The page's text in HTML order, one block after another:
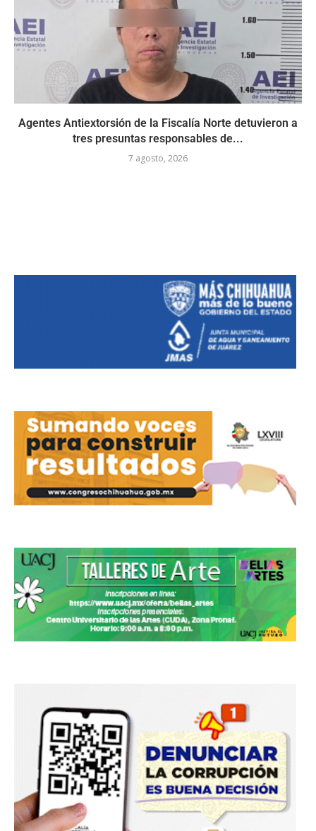
Agentes Antiextorsión de la Fiscalía Norte detuvieron a
tres presuntas responsables de...
7 agosto, 2026